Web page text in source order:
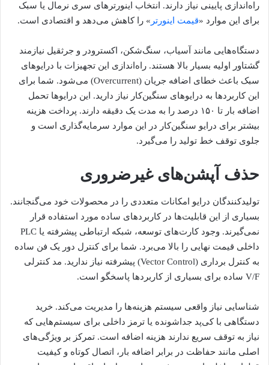
راه‌اندازی پایینی نیاز دارند. انتخاب اینورترهای سری نرمال یا سبک
برای این موارد «قیمت اینورتر » را کاهش می‌دهد و اقتصادی است.
دستگاه‌هایی مانند آسیاب، سنگ‌شکن، اکسترودر و جرثقیل نیازمند
گشتاور اولیه بسیار بالا هستند. راه‌اندازی این تجهیزات با درایوهای
سبک باعث خطای اضافه جریان (Overcurrent) می‌شود. شما برای
این کاربردها به درایوهای سنگین‌کار نیاز دارید. این درایوها تحمل
اضافه بار تا ۱۵۰ درصد را به مدت یک دقیقه دارند. پرداخت هزینه
بیشتر برای درایو سنگین‌کار در این موارد سرمایه‌گذاری است و
جلوی توقف خط تولید را می‌گیرد.
حذف آپشن‌های غیرضروری
تولیدکنندگان درایو امکانات متعددی را در محصولات خود می‌گنجانند.
بسیاری از این قابلیت‌ها در کاربردهای ساده مورد استفاده قرار
نمی‌گیرند. وجود کارت‌های توسعه، شبکه ارتباطی پیشرفته یا PLC
داخلی قیمت نهایی را بالا می‌برد. شما برای کنترل دور یک فن ساده
به کنترل برداری (Vector Control) پیشرفته نیاز ندارید. مد کنترلی
V/F ساده برای بسیاری از کاربردها پاسخگو است.
شناسایی نیاز واقعی سیستم هزینه‌ها را مدیریت می‌کند. خرید
دستگاهی با کی‌پد جداشونده یا ترمز داخلی برای سیستم‌هایی که
نیاز به توقف سریع ندارند هزینه اضافه است. تمرکز بر ویژگی‌های
اصلی مانند حفاظت در برابر اضافه بار، اتصال کوتاه و کیفیت